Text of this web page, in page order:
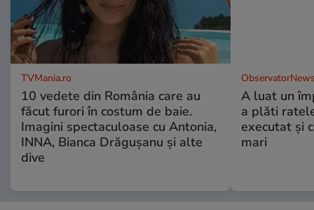
TVMania.ro
10 vedete din România care au
făcut furori în costum de baie.
Imagini spectaculoase cu Antonia,
INNA, Bianca Drăgușanu și alte
dive
A luat un
a plăti
executat şi
mari